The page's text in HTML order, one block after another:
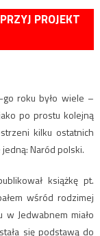
PROJEKT
roku było wiele –
po prostu kolejną
kilku ostatnich
Naród polski.
książkę pt.
wśród rodzimej
w Jedwabnem miało
się podstawą do